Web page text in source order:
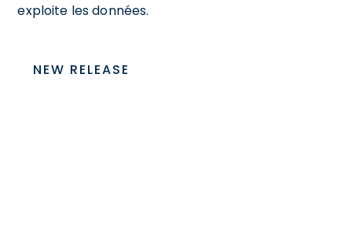
exploite les données.
NEW RELEASE